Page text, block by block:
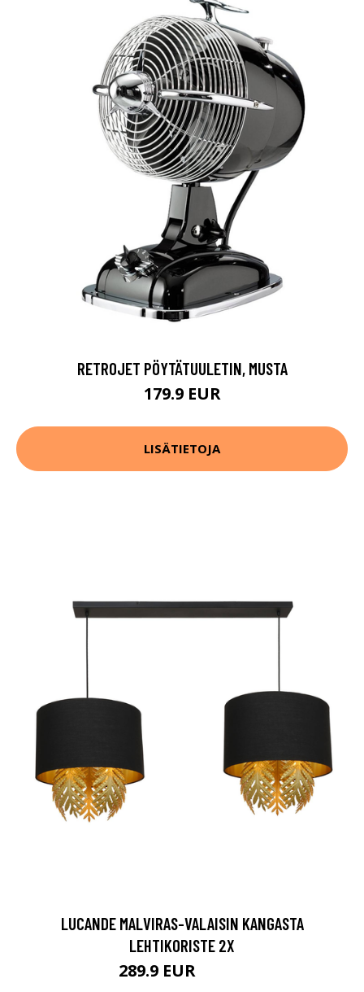
RETROJET PÖYTÄTUULETIN, MUSTA
179.9 EUR
LISÄTIETOJA
LUCANDE MALVIRAS-VALAISIN KANGASTA
LEHTIKORISTE 2X
289.9 EUR